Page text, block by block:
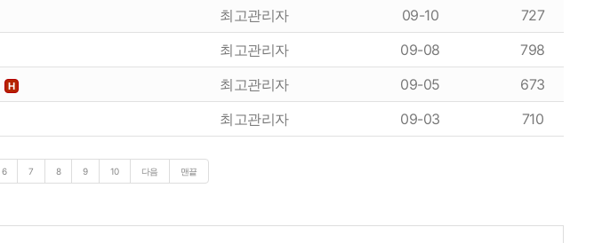
최고관리자 09-10
727
최고관리자 09-08
798
H 최고관리자 09-05
673
최고관리자 09-03 710
6 7 8 9 10 다음 맨끝